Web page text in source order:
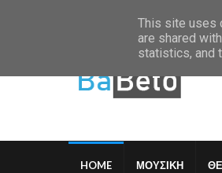
Friday, August 7 2026
HOME ΜΟΥΣΙΚΗ
This site uses
are shared
statistics, and